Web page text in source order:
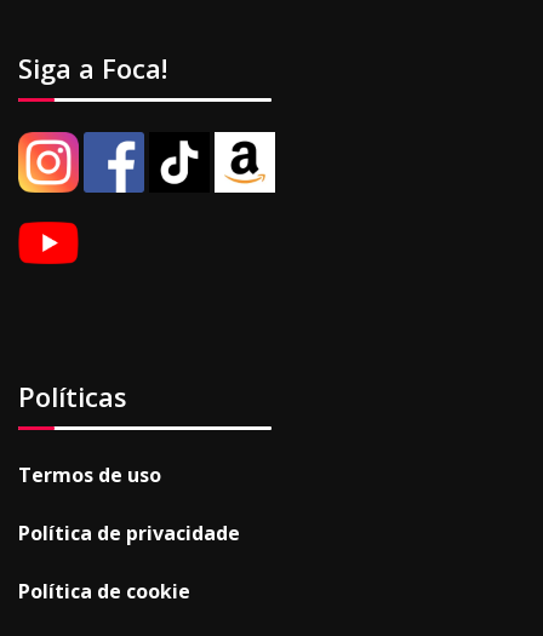
Siga a Foca!
Políticas
Termos de uso
Política de privacidade
Política de cookie